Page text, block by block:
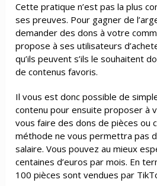
Cette pratique n’est pas la plus
ses preuves. Pour gagner de
demander des dons à votre
propose à ses utilisateurs
qu’ils peuvent s’ils le souhaitent
de contenus favoris.
Il vous est donc possible de
contenu pour ensuite proposer à
vous faire des dons de pièces ou
méthode ne vous permettra pas
salaire. Vous pouvez au mieux
centaines d’euros par mois. En
100 pièces sont vendues par